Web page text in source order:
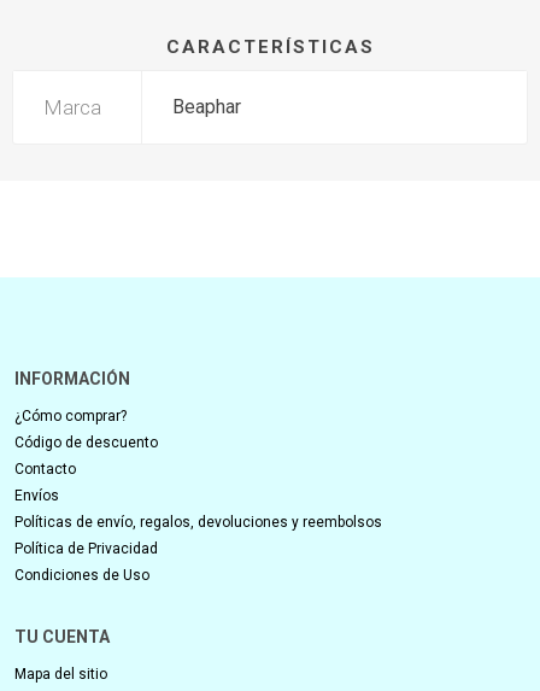
CARACTERÍSTICAS
Marca Beaphar
INFORMACIÓN
¿Cómo comprar?
Código de descuento
Contacto
Envíos
Políticas de envío, regalos, devoluciones y reembolsos
Política de Privacidad
Condiciones de Uso
TU CUENTA
Mapa del sitio